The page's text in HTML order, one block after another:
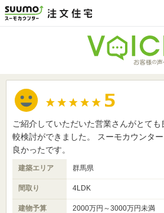
ご紹介していただいた営業さんがとて
較検討ができました。 スーモカウンタ
良かったです。
建築エリア 群馬県
間取り 4LDK
建物予算 2000万円～3000万円未満